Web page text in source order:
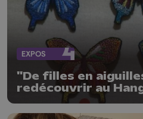
EXPOS
"De filles en
redécouvrir au